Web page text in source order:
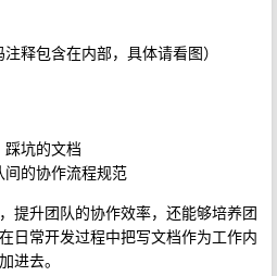
释包含在内部，具体请看图）
坑的文档
的协作流程规范
提升团队的协作效率，还能够培养团
日常开发过程中把写文档作为工作内
进去。